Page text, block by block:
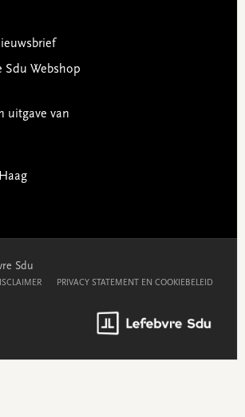
Sdu Webshop
uitgave van
Sdu
PRIVACY STATEMENT EN COOKIEBELEID